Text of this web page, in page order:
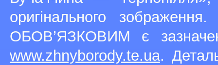
оригінального
ОБОВ’ЯЗКОВИМ є
www.zhnyborody.te.ua.